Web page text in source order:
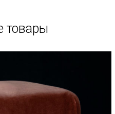
товары